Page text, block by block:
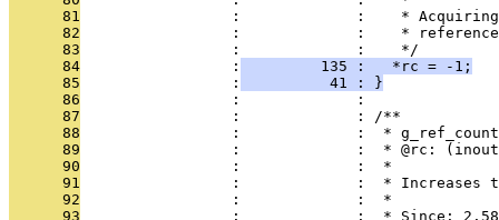
      81
:             :    *
      82
:             :    *
      83
                 :             :    */
      84
                 :
         135 :   *rc = -1;
      85
                 :
          41 : }
      86
                 :             :
      87
                 :             : /**
      88
:             :  *
      89
:             :  * @rc:
      90
                 :             :  *
      91
:             :  * Increases
      92
                 :             :  *
      93
                 :             :  * Since: 2.58